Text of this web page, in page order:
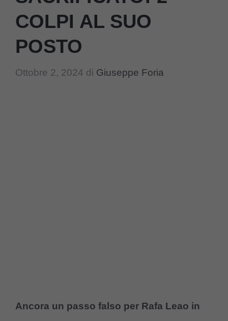
COLPI AL SUO
POSTO
Ottobre 2, 2024 di Giuseppe Foria
Ancora un passo falso per Rafa Leao in